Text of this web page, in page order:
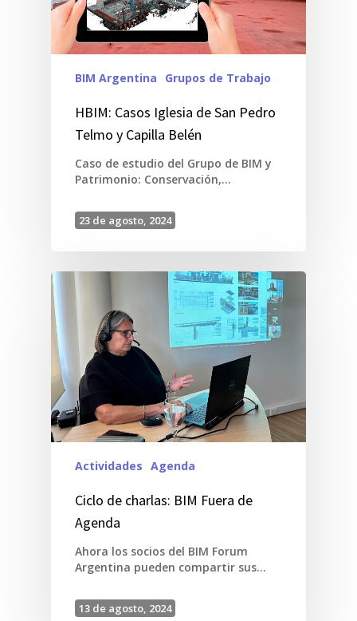
BIM Argentina Grupos de Trabajo
HBIM: Casos Iglesia de San Pedro
Telmo y Capilla Belén
Caso de estudio del Grupo de BIM y
Patrimonio: Conservación,…
23 de agosto, 2024
Actividades Agenda
Ciclo de charlas: BIM Fuera de
Agenda
Ahora los socios del BIM Forum
Argentina pueden compartir sus…
13 de agosto, 2024